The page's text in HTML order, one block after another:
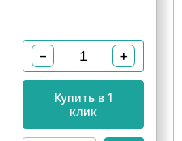
− +
Купить в 1
клик